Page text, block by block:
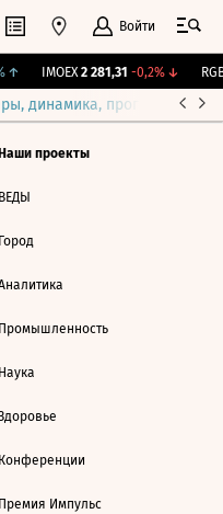
Войти
↑ IMOEX 2 281,31 -0,2%↓
динамика, прогнозы
Наши проекты
ВЕДЫ
Город
Промышленность
Наука
Конференции
Премия Импульс